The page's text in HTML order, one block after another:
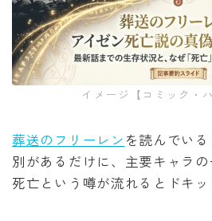
葬送のフリーレン
みいちゃんと山田さん
作戦名は純情
枯れた花に涙を
よくある令嬢転生だと思ったの
イメージ【コミック・
葬送のフリーレン を読んでい
別があるだけに、主要キャラ
死亡という噂が流れるとドキッ